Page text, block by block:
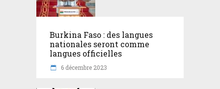
Burkina Faso : des langues
nationales seront comme
langues officielles
6 décembre 2023